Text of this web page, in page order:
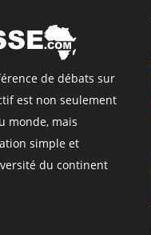
de débats sur
est non seulement
monde, mais
simple et
du continent